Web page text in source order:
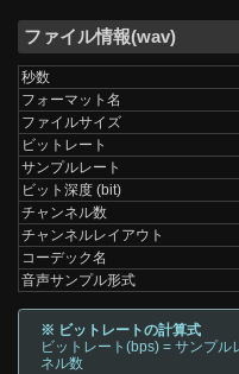
ファイル情報(wav)
秒数
フォーマット名
ファイルサイズ
ビットレート
サンプルレート
ビット深度 (bit)
チャンネル数
チャンネルレイアウト
コーデック名
音声サンプル形式
※ ビットレートの計算式
ビットレート(bps) = サンプ
ネル数